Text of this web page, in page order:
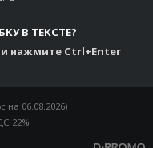
В ТЕКСТЕ?
нажмите Ctrl+Enter
на 06.08.2026)
22%